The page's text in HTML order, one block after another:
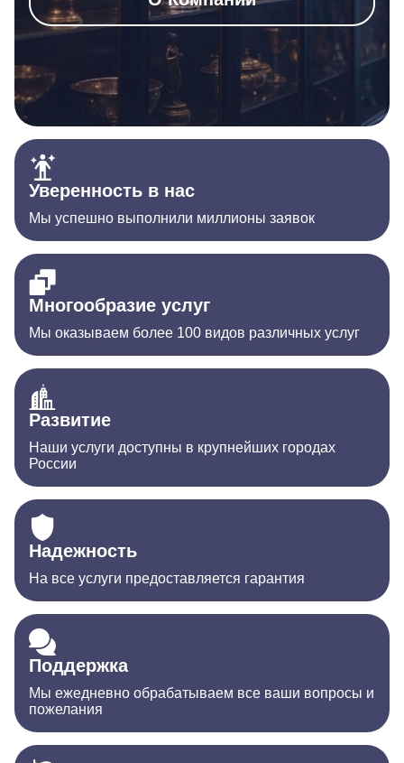
Уверенность в нас
Мы успешно выполнили миллионы заявок
Многообразие услуг
Мы оказываем более 100 видов различных услуг
Развитие
Наши услуги доступны в крупнейших городах
России
Надежность
На все услуги предоставляется гарантия
Поддержка
Мы ежедневно обрабатываем все ваши вопросы и
пожелания